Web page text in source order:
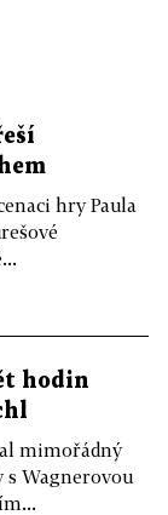
hry Paula
hodin
mimořádný
s Wagnerovou